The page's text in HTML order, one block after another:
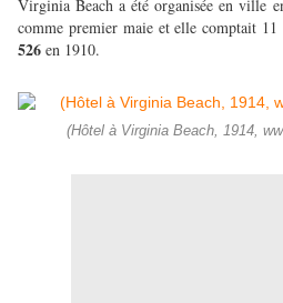
Virginia Beach a été organisée en ville
comme premier maie et elle comptait
526 en 1910.
(Hôtel à Virginia Beach, 1914,